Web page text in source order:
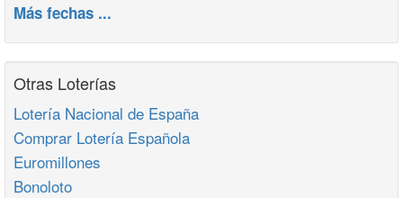
Más fechas ...
Otras Loterías
Lotería Nacional de España
Comprar Lotería Española
Euromillones
Bonoloto